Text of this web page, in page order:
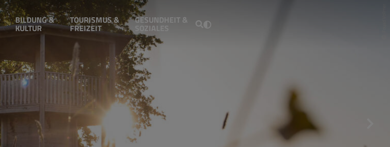
BILDUNG &
KULTUR
TOURISMUS &
FREIZEIT
GESUNDHEIT &
SOZIALES